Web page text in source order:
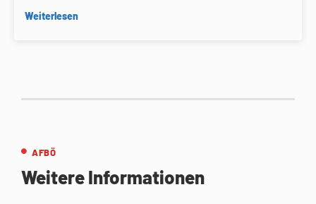
Weiterlesen
AFBÖ
Weitere Informationen